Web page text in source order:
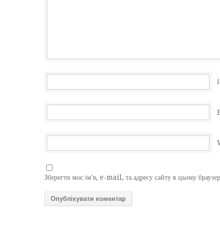
Зберегти моє ім'я, e-mail, та адресу сайту в цьому